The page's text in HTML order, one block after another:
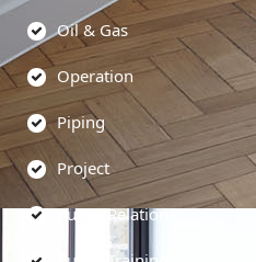
Oil & Gas
Operation
Piping
Project
Public Relations